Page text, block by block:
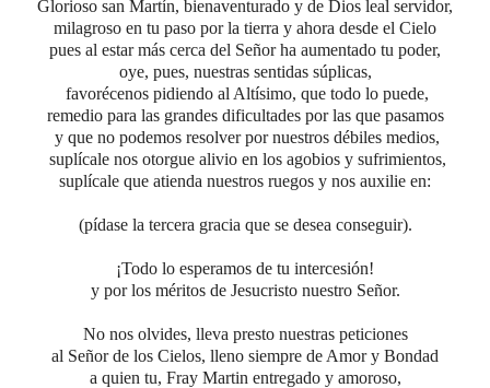
Glorioso san Martín, bienaventurado y de Dios leal servidor,
milagroso en tu paso por la tierra y ahora desde el Cielo
pues al estar más cerca del Señor ha aumentado tu poder,
oye, pues, nuestras sentidas súplicas,
favorécenos pidiendo al Altísimo, que todo lo puede,
remedio para lasgrandes dificultades por las que pasamos
y que no podemos resolver por nuestros débiles medios,
suplícale nos otorgue alivio en los agobios y sufrimientos,
suplícale que atienda nuestros ruegos y nos auxilie en:
(pídase la tercera gracia que se desea conseguir).
¡Todo lo esperamos de tu intercesión!
y por los méritos de Jesucristo nuestro Señor.
No nos olvides, lleva presto nuestras peticiones
al Señor de los Cielos, lleno siempre de Amor y Bondad
a quien tu, Fray Martin entregado y amoroso,